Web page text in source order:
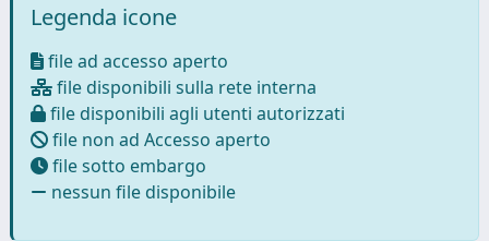
Legenda icone
file ad accesso aperto
file disponibili sulla rete interna
file disponibili agli utenti autorizzati
file non ad Accesso aperto
file sotto embargo
nessun file disponibile